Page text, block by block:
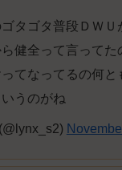
タゴタ普段ＤＷＵ
健全って言ってた
てなってるの何と
うのがね